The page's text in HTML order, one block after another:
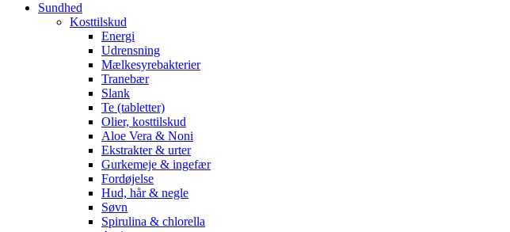
Sundhed
Kosttilskud
Energi
Udrensning
Mælkesyrebakterier
Tranebær
Slank
Te (tabletter)
Olier, kosttilskud
Aloe Vera & Noni
Ekstrakter & urter
Gurkemeje & ingefær
Fordøjelse
Hud, hår & negle
Søvn
Spirulina & chlorella